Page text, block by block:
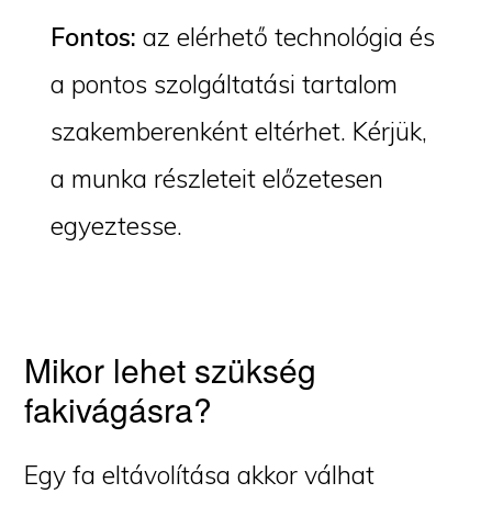
Fontos: az elérhető technológia és
a pontos szolgáltatási tartalom
szakemberenként eltérhet. Kérjük,
a munka részleteit előzetesen
egyeztesse.
Mikor lehet szükség
fakivágásra?
Egy fa eltávolítása akkor válhat